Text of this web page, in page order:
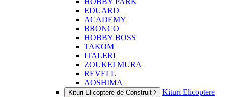
EDUARD
ACADEMY
BRONCO
HOBBY BOSS
TAKOM
ITALERI
ZOUKEI MURA
REVELL
AOSHIMA
Kituri Elicoptere de Construit
Kituri Elicoptere